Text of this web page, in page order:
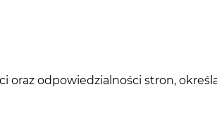
oraz odpowiedzialności stron,